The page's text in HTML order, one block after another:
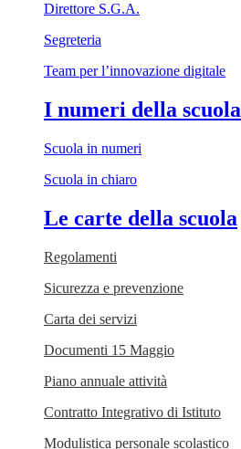
Direttore S.G.A.
Segreteria
Team per l’innovazione digitale
I numeri della scuola
Scuola in numeri
Scuola in chiaro
Le carte della scuola
Regolamenti
Sicurezza e prevenzione
Carta dei servizi
Documenti 15 Maggio
Piano annuale attività
Contratto Integrativo di Istituto
Modulistica personale scolastico